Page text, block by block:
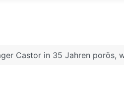
Castor in 35 Jahren porös,